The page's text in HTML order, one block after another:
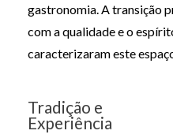
gastronomia. A transição
com a qualidade e o
caracterizaram este
Tradição e
Experiência